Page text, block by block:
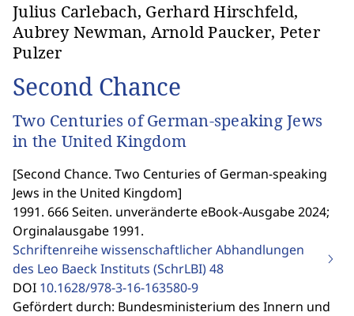
Julius Carlebach, Gerhard Hirschfeld,
Aubrey Newman, Arnold Paucker, Peter
Pulzer
Second Chance
Two Centuries of German-speaking Jews
in the United Kingdom
[Second Chance. Two Centuries of German-speaking
Jews in the United Kingdom]
1991. 666 Seiten. unveränderte eBook-Ausgabe 2024;
Orginalausgabe 1991.
Schriftenreihe wissenschaftlicher Abhandlungen
des Leo Baeck Instituts (SchrLBI)48
DOI 10.1628/978-3-16-163580-9
Gefördert durch: Bundesministerium des Innern und